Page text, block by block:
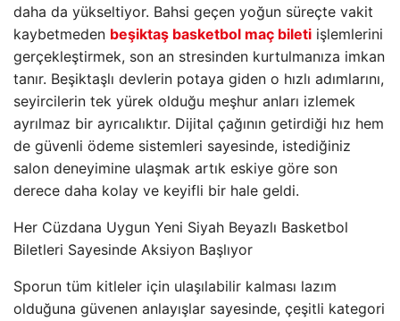
daha da yükseltiyor. Bahsi geçen yoğun süreçte vakit
kaybetmeden beşiktaş basketbol maç bileti işlemlerini
gerçekleştirmek, son an stresinden kurtulmanıza imkan
tanır. Beşiktaşlı devlerin potaya giden o hızlı adımlarını,
seyircilerin tek yürek olduğu meşhur anları izlemek
ayrılmaz bir ayrıcalıktır. Dijital çağının getirdiği hız hem
de güvenli ödeme sistemleri sayesinde, istediğiniz
salon deneyimine ulaşmak artık eskiye göre son
derece daha kolay ve keyifli bir hale geldi.
Her Cüzdana Uygun Yeni Siyah Beyazlı Basketbol
Biletleri Sayesinde Aksiyon Başlıyor
Sporun tüm kitleler için ulaşılabilir kalması lazım
olduğuna güvenen anlayışlar sayesinde, çeşitli kategori